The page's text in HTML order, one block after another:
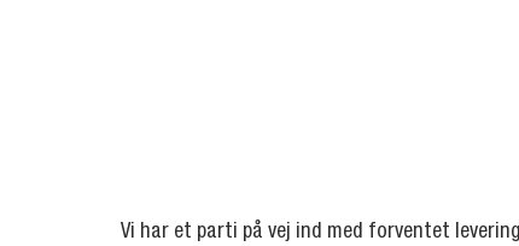
Vi har et parti på vej ind med forventet